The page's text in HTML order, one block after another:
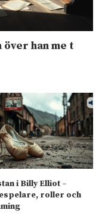
han me t
i Billy Elliot –
roller och